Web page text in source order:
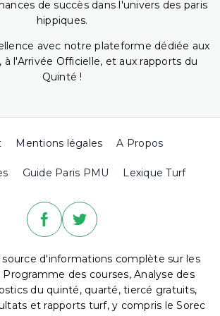
de succès dans l'univers des paris
hippiques.
avec notre plateforme dédiée aux
l'Arrivée Officielle, et aux rapports du
Quinté !
Mentions légales A Propos
Guide Paris PMU Lexique Turf
source d'informations complète sur les
Programme des courses, Analyse des
du quinté, quarté, tiercé gratuits,
et rapports turf, y compris le Sorec